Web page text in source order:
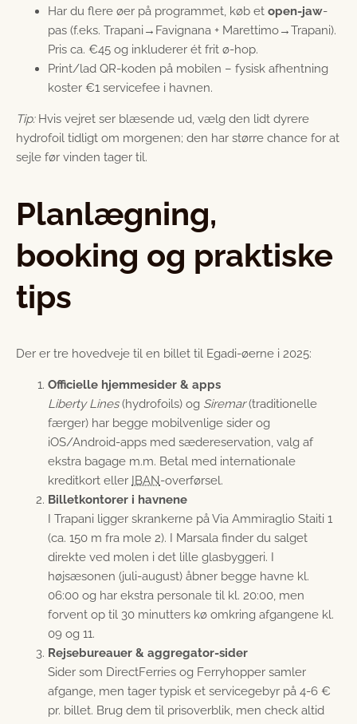
Har du flere øer på programmet, køb et open-jaw-
pas (f.eks. Trapani→Favignana + Marettimo→Trapani).
Pris ca. €45 og inkluderer ét frit ø-hop.
Print/lad QR-koden på mobilen – fysisk afhentning
koster €1 servicefee i havnen.
Tip:Hvis vejret ser blæsende ud, vælg den lidt dyrere
hydrofoil tidligt om morgenen; den har større chance for at
sejle før vinden tager til.
Planlægning,
booking og praktiske
tips
Der er tre hovedveje til en billet til Egadi-øerne i 2025:
Officielle hjemmesider & apps
Liberty Lines(hydrofoils) og Siremar(traditionelle
færger) har begge mobilvenlige sider og
iOS/Android-apps med sædereservation, valg af
ekstra bagage m.m. Betal med internationale
kreditkort eller IBAN-overførsel.
Billetkontorer i havnene
I Trapani ligger skrankerne på Via Ammiraglio Staiti 1
(ca. 150 m fra mole 2). I Marsala finder du salget
direkte ved molen i det lille glasbyggeri. I
højsæsonen (juli-august) åbner begge havne kl.
06:00 og har ekstra personale til kl. 20:00, men
forvent op til 30 minutters kø omkring afgangene kl.
09 og 11.
Rejsebureauer & aggregator-sider
Sider som DirectFerries og Ferryhopper samler
afgange, men tager typisk et servicegebyr på 4-6 €
pr. billet. Brug dem til prisoverblik, men check altid